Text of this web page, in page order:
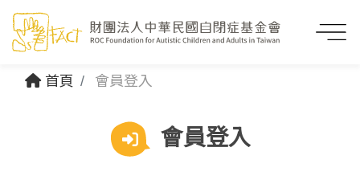
首頁 會員登入
會員登入